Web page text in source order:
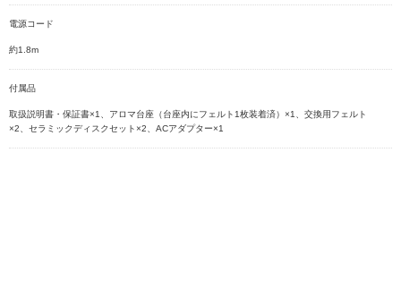
電源コード
約1.8m
付属品
取扱説明書・保証書×1、アロマ台座（台座内にフェルト1枚装着済）×1、交換用フェルト
×2、セラミックディスクセット×2、ACアダプター×1